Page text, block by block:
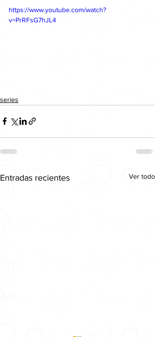
https://www.youtube.com/watch?
v=PrRFsG7hJL4
series
Entradas recientes Ver todo